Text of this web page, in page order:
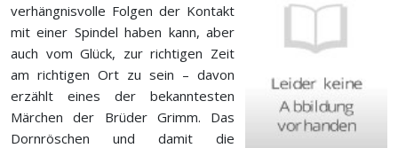
verhängnisvolle Folgen der Kontakt
mit einer Spindel haben kann, aber
auch vom Glück, zur richtigen Zeit
am richtigen Ort zu sein – davon
erzählt eines der bekanntesten
Märchen der Brüder Grimm. Das
Dornröschen und damit die